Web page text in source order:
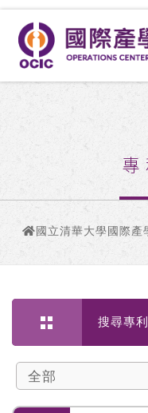
國立清華大學國際產
搜尋專